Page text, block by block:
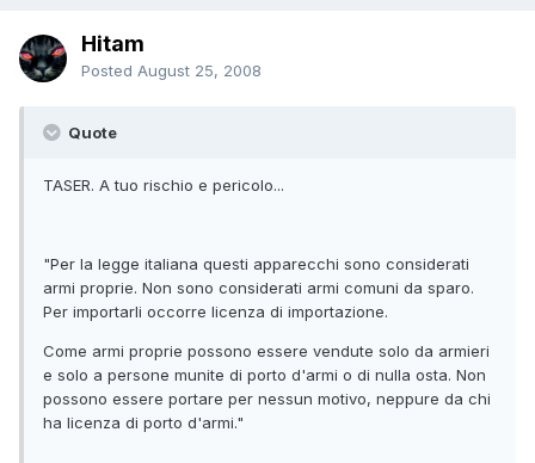
Hitam
Posted August 25, 2008
Quote
TASER. A tuo rischio e pericolo...
"Per la legge italiana questi apparecchi sono considerati
armi proprie. Non sono considerati armi comuni da sparo.
Per importarli occorre licenza di importazione.
Come armi proprie possono essere vendute solo da armieri
e solo a persone munite di porto d'armi o di nulla osta. Non
possono essere portare per nessun motivo, neppure da chi
ha licenza di porto d'armi."